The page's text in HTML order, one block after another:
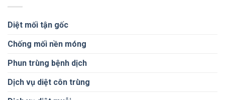
Diệt mối tận gốc
Chống mối nền móng
Phun trùng bệnh dịch
Dịch vụ diệt côn trùng